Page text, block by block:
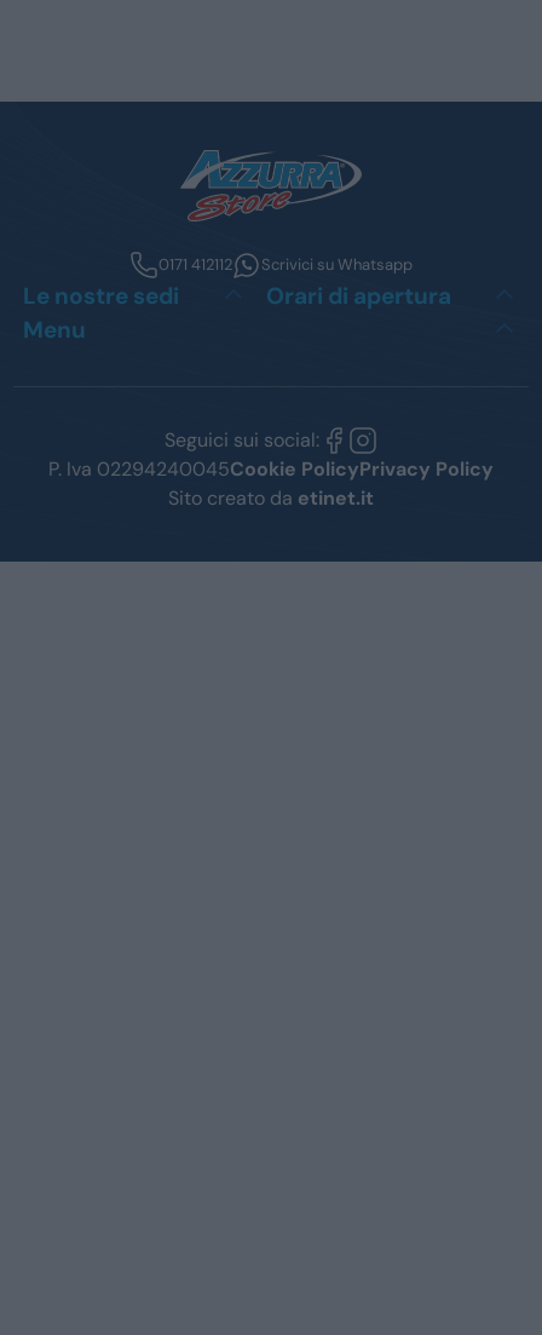
0171 412112 Scrivici su Whatsapp
Le nostre sedi
Orari di apertura
Menu
Seguici sui social:
P. Iva 02294240045Cookie PolicyPrivacy Policy
Sito creato da etinet.it